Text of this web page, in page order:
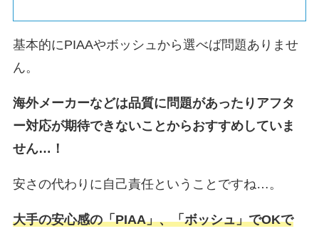
基本的にPIAAやボッシュから選べば問題ありませ
ん。
海外メーカーなどは品質に問題があったりアフタ
ー対応が期待できないことからおすすめしていま
せん…！
安さの代わりに自己責任ということですね…。
大手の安心感の「PIAA」、「ボッシュ」でOKで